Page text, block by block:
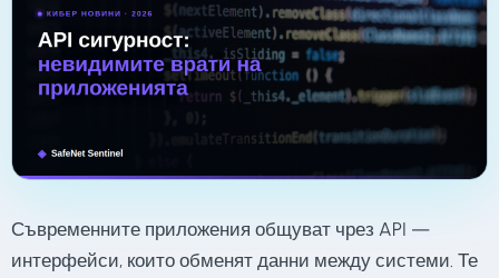
Съвременните приложения общуват чрез API —
интерфейси, които обменят данни между системи. Те